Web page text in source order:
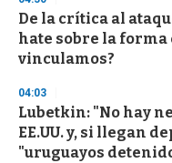
De la crítica al
hate sobre la forma
vinculamos?
04:03
Lubetkin: "No hay
EE.UU. y, si llegan
"uruguayos